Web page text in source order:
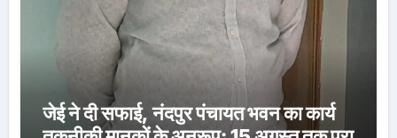
जेई ने दी सफाई, नंदपुर पंचायत भवन का कार्य